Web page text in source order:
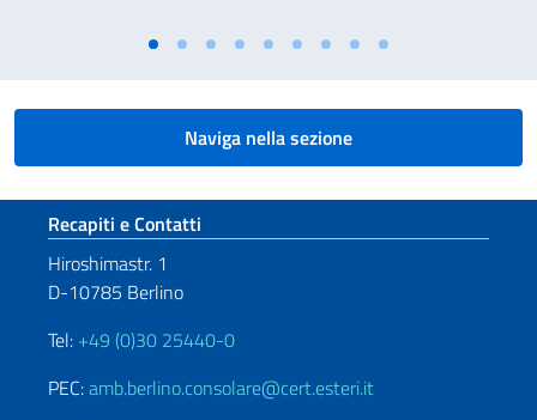
Naviga nella sezione
Sezione footer
Recapiti e Contatti
Hiroshimastr. 1
D-10785 Berlino
Tel: +49 (0)30 25440-0
PEC:amb.berlino.consolare@cert.esteri.it